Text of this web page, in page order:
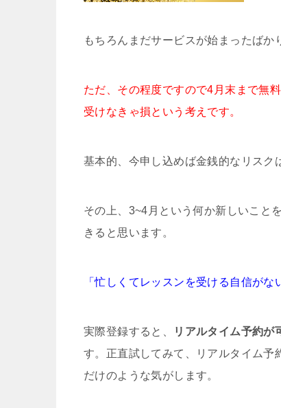
もちろんまだサービスが始まったばか
ただ、その程度ですので4月末まで無
受けなきゃ損という考えです。
基本的、今申し込めば金銭的なリスク
その上、3~4月という何か新しいこと
きると思います。
「忙しくてレッスンを受ける自信がな
実際登録すると、 リアルタイム予約が
す。正直試してみて、リアルタイム予
だけのような気がします。